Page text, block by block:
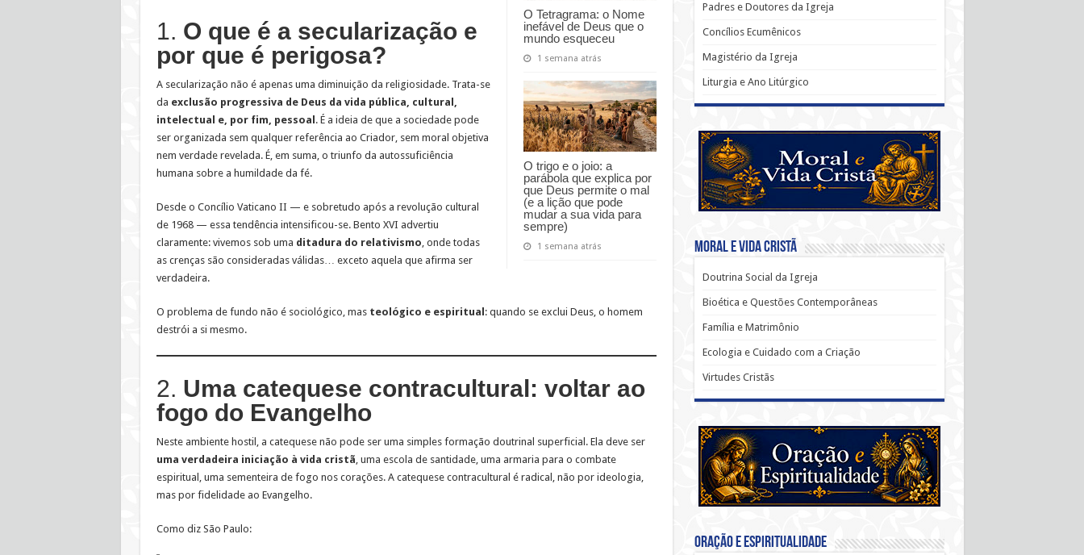
O Tetragrama: o Nome
inefável de Deus que o
mundo esqueceu
1 semana atrás
O trigo e o joio: a
parábola que explica por
que Deus permite o mal
(e a lição que pode
mudar a sua vida para
sempre)
1 semana atrás
1. O que é a secularização e
por que é perigosa?
A secularização não é apenas uma diminuição da religiosidade. Trata-se
da exclusão progressiva de Deus da vida pública, cultural,
intelectual e, por fim, pessoal . É a ideia de que a sociedade pode
ser organizada sem qualquer referência ao Criador, sem moral objetiva
nem verdade revelada. É, em suma, o triunfo da autossuficiência
humana sobre a humildade da fé.
Desde o Concílio Vaticano II — e sobretudo após a revolução cultural
de 1968 — essa tendência intensificou-se. Bento XVI advertiu
claramente: vivemos sob uma ditadura do relativismo, onde todas
as crenças são consideradas válidas… exceto aquela que afirma ser
verdadeira.
O problema de fundo não é sociológico, mas teológico e espiritual : quando se exclui Deus, o homem
destrói a si mesmo.
2. Uma catequese contracultural: voltar ao
fogo do Evangelho
Neste ambiente hostil, a catequese não pode ser uma simples formação doutrinal superficial. Ela deve ser
uma verdadeira iniciação à vida cristã, uma escola de santidade, uma armaria para o combate
espiritual, uma sementeira de fogo nos corações. A catequese contracultural é radical, não por ideologia,
mas por fidelidade ao Evangelho.
Como diz São Paulo:
Padres e Doutores da Igreja
Concílios Ecumênicos
Magistério da Igreja
Liturgia e Ano Litúrgico
Moral e Vida Cristã
Doutrina Social da Igreja
Bioética e Questões Contemporâneas
Família e Matrimônio
Ecologia e Cuidado com a Criação
Virtudes Cristãs
Oração e Espiritualidade